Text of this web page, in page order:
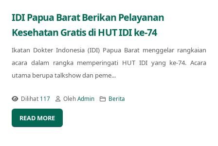
IDI Papua Barat Berikan Pelayanan
Kesehatan Gratis di HUT IDI ke-74
Ikatan Dokter Indonesia (IDI) Papua Barat menggelar rangkaian
acara dalam rangka memperingati HUT IDI yang ke-74. Acara
utama berupa talkshow dan peme...
Dilihat 117 OlehAdmin Berita
READ MORE